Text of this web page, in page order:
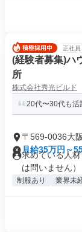
正社員
(経験者募集)ハ
所
株式会社秀光ビルド
20代〜30代も活
〒569-0036大
月給35万円～
求めている人
は問いません）
制服あり 業界未